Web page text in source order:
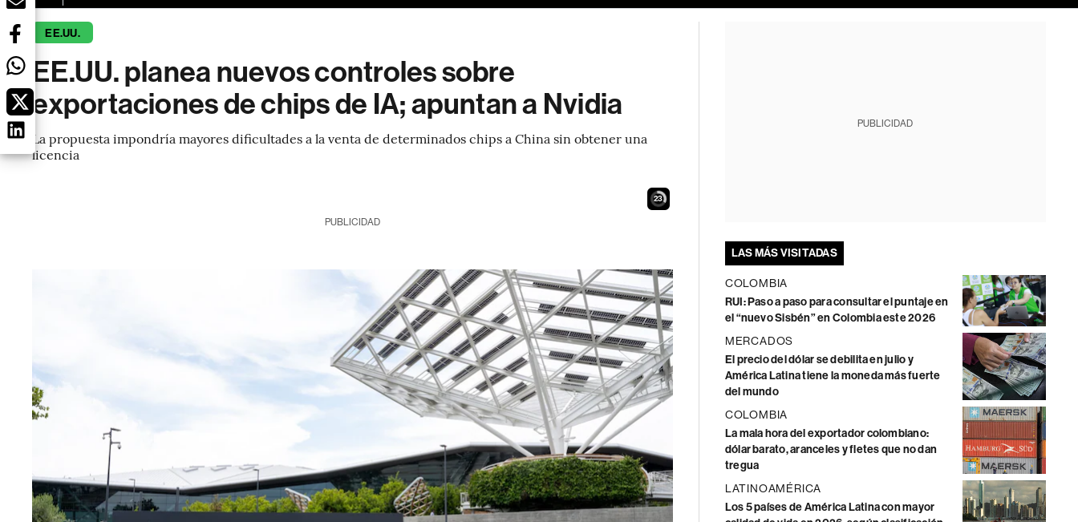
EE.UU.
EE.UU. planea nuevos controles sobre
exportaciones de chips de IA; apuntan a Nvidia
La propuesta impondría mayores dificultades a la venta de determinados chips a China sin obtener una
licencia
21
PUBLICIDAD
PUBLICIDAD
LAS MÁS VISITADAS
COLOMBIA
RUI: Paso a paso para consultar el puntaje en
el “nuevo Sisbén” en Colombia este 2026
MERCADOS
El precio del dólar se debilita en julio y
América Latina tiene la moneda más fuerte
del mundo
COLOMBIA
La mala hora del exportador colombiano:
dólar barato, aranceles y fletes que no dan
tregua
LATINOAMÉRICA
Los 5 países de América Latina con mayor